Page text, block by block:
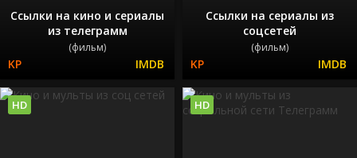
Ссылки на кино и сериалы
из телеграмм
(фильм)
Ссылки на сериалы из
соцсетей
(фильм)
HD HD